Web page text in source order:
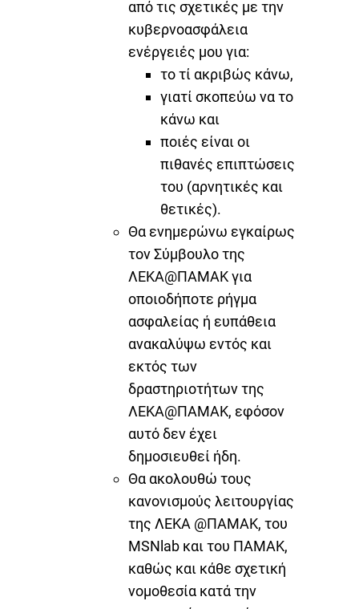
από τις σχετικές με την
κυβερνοασφάλεια
ενέργειές μου για:
το τί ακριβώς κάνω,
γιατί σκοπεύω να το
κάνω και
ποιές είναι οι
πιθανές επιπτώσεις
του (αρνητικές και
θετικές).
Θα ενημερώνω εγκαίρως
τον Σύμβουλο της
ΛΕΚΑ@ΠΑΜΑΚ για
οποιοδήποτε ρήγμα
ασφαλείας ή ευπάθεια
ανακαλύψω εντός και
εκτός των
δραστηριοτήτων της
ΛΕΚΑ@ΠΑΜΑΚ, εφόσον
αυτό δεν έχει
δημοσιευθεί ήδη.
Θα ακολουθώ τους
κανονισμούς λειτουργίας
της ΛΕΚΑ @ΠΑΜΑΚ, του
MSNlab και του ΠΑΜΑΚ,
καθώς και κάθε σχετική
νομοθεσία κατά την